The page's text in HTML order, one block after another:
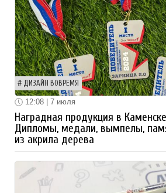
ДИЗАЙН ВОВРЕМЯ
12:08 | 7 июля
Наградная продукция в
Дипломы, медали, вымпелы,
из акрила дерева